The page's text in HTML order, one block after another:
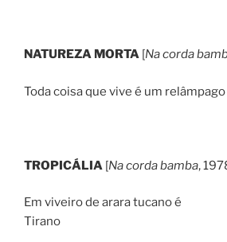
NATUREZA MORTA [Na corda
Toda coisa que vive é um relâmpago
TROPICÁLIA [Na corda bamba,
Em viveiro de arara tucano é
Tirano